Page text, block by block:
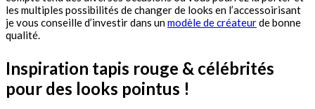
les multiples possibilités de changer de looks en l’accessoirisant
je vous conseille d’investir dans unmodèle de créateurde bonne
qualité.
Inspiration tapis rouge & célébrités
pour des looks pointus !